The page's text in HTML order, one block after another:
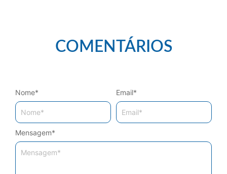
COMENTÁRIOS
Mensagem*
Nome* Email*